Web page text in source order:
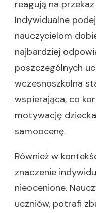
reagują na
Indywidualne
nauczycielom
najbardziej
poszczególnych
wczesnoszkolna
wspierająca, co
motywację
samoocenę.
Również w
znaczenie
nieocenione.
uczniów, potrafi